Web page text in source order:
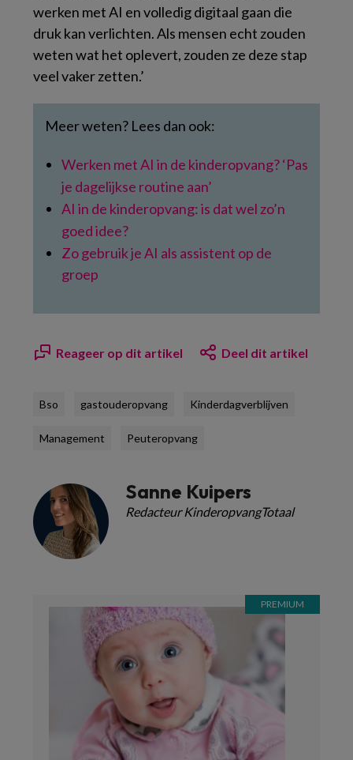
werken met AI en volledig digitaal gaan die
druk kan verlichten. Als mensen echt zouden
weten wat het oplevert, zouden ze deze stap
veel vaker zetten.’
Meer weten? Lees dan ook:
Werken met AI in de kinderopvang? ‘Pas
je dagelijkse routine aan’
AI in de kinderopvang: is dat wel zo’n
goed idee?
Zo gebruik je AI als assistent op de
groep
Reageer op dit artikel Deel dit artikel
Bso gastouderopvang Kinderdagverblijven
Management Peuteropvang
Sanne Kuipers
Redacteur KinderopvangTotaal